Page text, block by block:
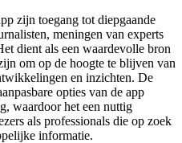
zijn toegang tot diepgaande
meningen van experts
dient als een waardevolle bron
om op de hoogte te blijven van
en inzichten. De
opties van de app
waardoor het een nuttig
als professionals die op zoek
informatie.